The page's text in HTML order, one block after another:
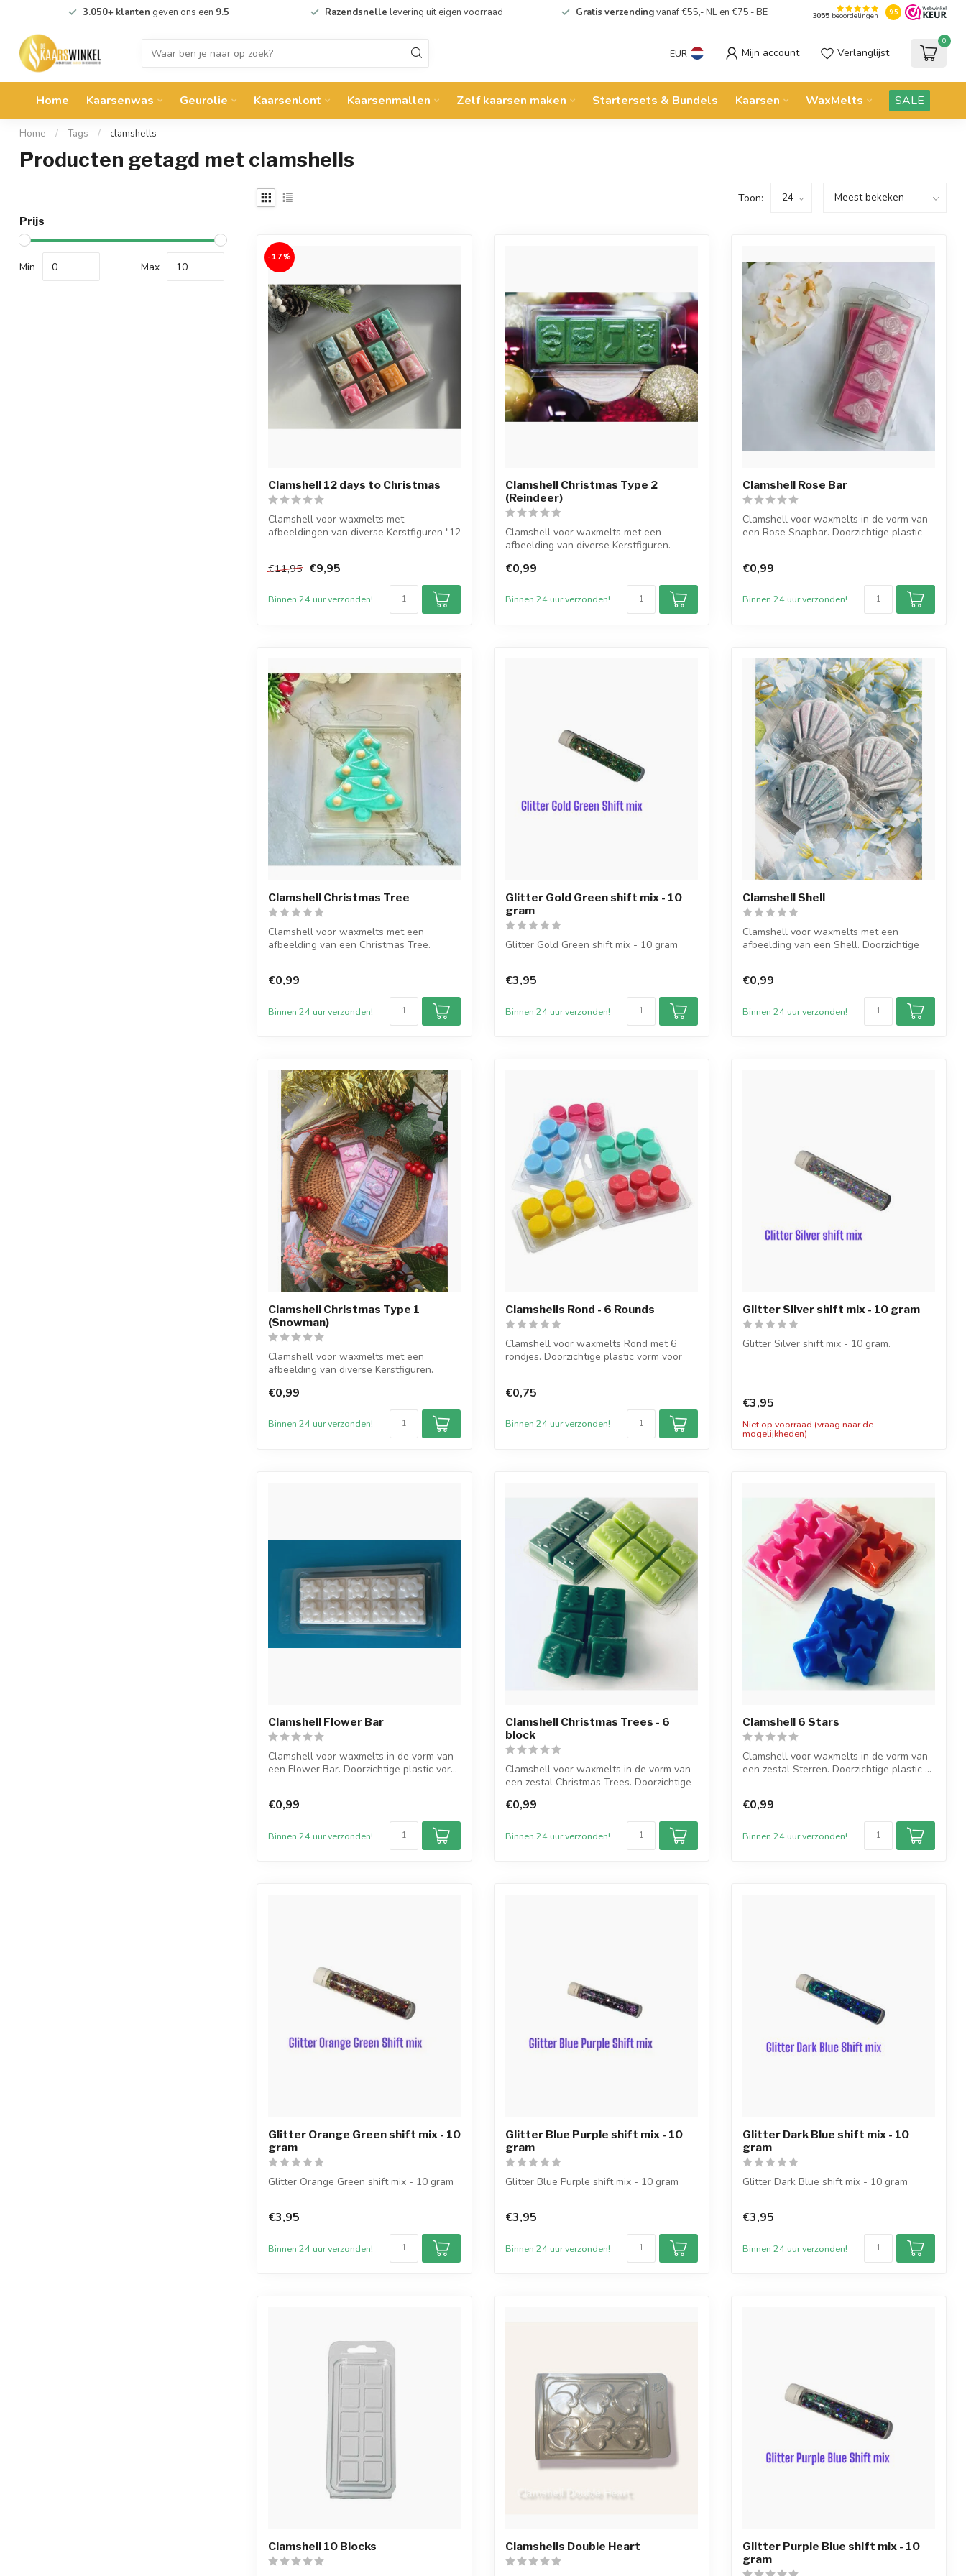
3.050+ klanten geven ons een 9.5 Razendsnelle levering uit eigen voorraad Gratis verzendingvanaf €55,- NL en €75,- BE 3055beoordelingen 9.5
EUR Mijn account Verlanglijst
0
Home Kaarsenwas Geurolie Kaarsenlont Kaarsenmallen Zelf kaarsen maken Startersets & Bundels Kaarsen WaxMelts SALE
Home / Tags / clamshells
Producten getagd met clamshells
Prijs
Min Max
Toon:
-17%
Clamshell 12 days to Christmas
Clamshell voor waxmelts met
afbeeldingen van diverse Kerstfiguren "12
€11,95 €9,95
Binnen 24 uur verzonden!
Clamshell Christmas Type 2
(Reindeer)
Clamshell voor waxmelts met een
afbeelding van diverse Kerstfiguren.
€0,99
Binnen 24 uur verzonden!
Clamshell Rose Bar
Clamshell voor waxmelts in de vorm van
een Rose Snapbar. Doorzichtige plastic
€0,99
Binnen 24 uur verzonden!
Clamshell Christmas Tree
Clamshell voor waxmelts met een
afbeelding van een Christmas Tree.
€0,99
Binnen 24 uur verzonden!
Glitter Gold Green shift mix - 10
gram
Glitter Gold Green shift mix - 10 gram
€3,95
Binnen 24 uur verzonden!
Clamshell Shell
Clamshell voor waxmelts met een
afbeelding van een Shell. Doorzichtige
€0,99
Binnen 24 uur verzonden!
Clamshell Christmas Type 1
(Snowman)
Clamshell voor waxmelts met een
afbeelding van diverse Kerstfiguren.
€0,99
Binnen 24 uur verzonden!
Clamshells Rond - 6 Rounds
Clamshell voor waxmelts Rond met 6
rondjes. Doorzichtige plastic vorm voor
€0,75
Binnen 24 uur verzonden!
Glitter Silver shift mix - 10 gram
Glitter Silver shift mix - 10 gram.
€3,95
Niet op voorraad (vraag naar de
mogelijkheden)
Clamshell Flower Bar
Clamshell voor waxmelts in de vorm van
een Flower Bar. Doorzichtige plastic vor...
€0,99
Binnen 24 uur verzonden!
Clamshell Christmas Trees - 6
block
Clamshell voor waxmelts in de vorm van
een zestal Christmas Trees. Doorzichtige
€0,99
Binnen 24 uur verzonden!
Clamshell 6 Stars
Clamshell voor waxmelts in de vorm van
een zestal Sterren. Doorzichtige plastic ...
€0,99
Binnen 24 uur verzonden!
Glitter Orange Green shift mix - 10
gram
Glitter Orange Green shift mix - 10 gram
€3,95
Binnen 24 uur verzonden!
Glitter Blue Purple shift mix - 10
gram
Glitter Blue Purple shift mix - 10 gram
€3,95
Binnen 24 uur verzonden!
Glitter Dark Blue shift mix - 10
gram
Glitter Dark Blue shift mix - 10 gram
€3,95
Binnen 24 uur verzonden!
Clamshell 10 Blocks Clamshells Double Heart
Glitter Purple Blue shift mix - 10
gram